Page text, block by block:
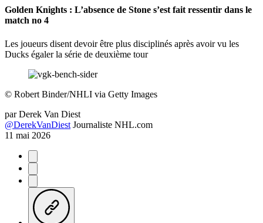
Golden Knights : L’absence de Stone s’est fait ressentir dans le
match no 4
Les joueurs disent devoir être plus disciplinés après avoir vu les
Ducks égaler la série de deuxième tour
© Robert Binder/NHLI via Getty Images
par Derek Van Diest
@DerekVanDiest Journaliste NHL.com
11 mai 2026